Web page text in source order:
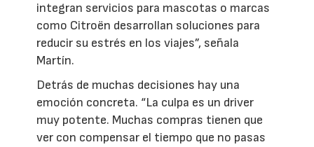
integran servicios para mascotas o marcas
como Citroën desarrollan soluciones para
reducir su estrés en los viajes”, señala
Martín.
Detrás de muchas decisiones hay una
emoción concreta. “La culpa es un driver
muy potente. Muchas compras tienen que
ver con compensar el tiempo que no pasas